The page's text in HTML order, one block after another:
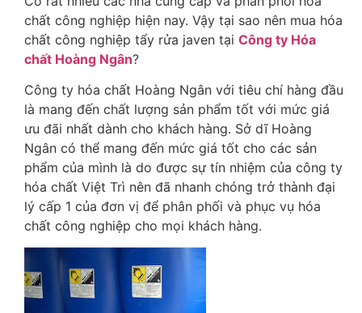
chất công nghiệp hiện nay. Vậy tại sao nên mua hóa
chất công nghiệp tẩy rửa javen tại Công ty Hóa
chất Hoàng Ngân?
Công ty hóa chất Hoàng Ngân với tiêu chí hàng đầu
là mang đến chất lượng sản phẩm tốt với mức giá
ưu đãi nhất dành cho khách hàng. Sở dĩ Hoàng
Ngân có thể mang đến mức giá tốt cho các sản
phẩm của mình là do được sự tín nhiệm của công ty
hóa chất Việt Trì nên đã nhanh chóng trở thành đại
lý cấp 1 của đơn vị để phân phối và phục vụ hóa
chất công nghiệp cho mọi khách hàng.